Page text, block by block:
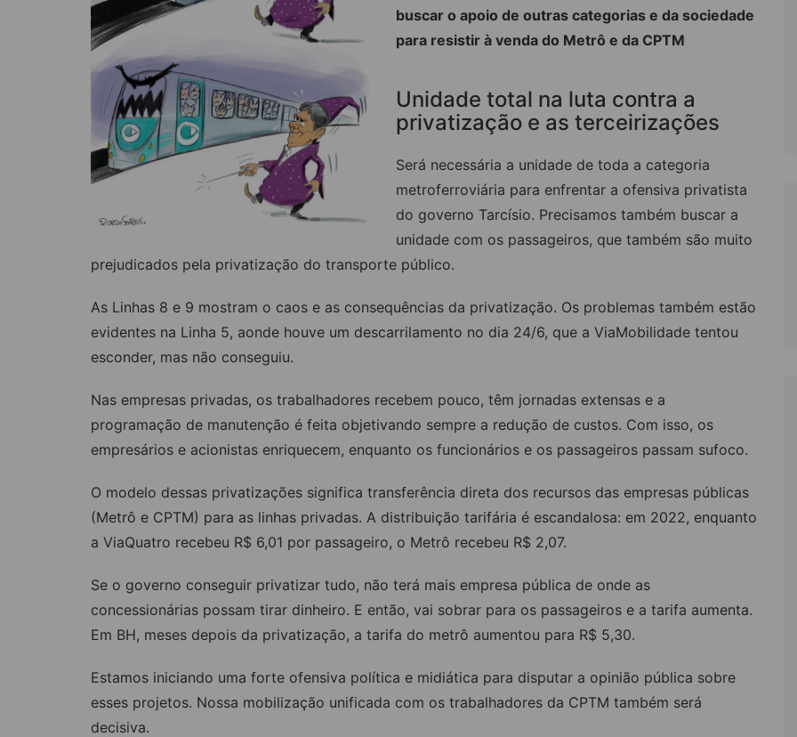
buscar o apoio de outras categorias e da sociedade
para resistir à venda do Metrô e da CPTM
Unidade total na luta contra a
privatização e as terceirizações
Será necessária a unidade de toda a categoria
metroferroviária para enfrentar a ofensiva privatista
do governo Tarcísio. Precisamos também buscar a
unidade com os passageiros, que também são muito
prejudicados pela privatização do transporte público.
As Linhas 8 e 9 mostram o caos e as consequências da privatização. Os problemas também estão
evidentes na Linha 5, aonde houve um descarrilamento no dia 24/6, que a ViaMobilidade tentou
esconder, mas não conseguiu.
Nas empresas privadas, os trabalhadores recebem pouco, têm jornadas extensas e a
programação de manutenção é feita objetivando sempre a redução de custos. Com isso, os
empresários e acionistas enriquecem, enquanto os funcionários e os passageiros passam sufoco.
O modelo dessas privatizações significa transferência direta dos recursos das empresas públicas
(Metrô e CPTM) para as linhas privadas. A distribuição tarifária é escandalosa: em 2022, enquanto
a ViaQuatro recebeu R$ 6,01 por passageiro, o Metrô recebeu R$ 2,07.
Se o governo conseguir privatizar tudo, não terá mais empresa pública de onde as
concessionárias possam tirar dinheiro. E então, vai sobrar para os passageiros e a tarifa aumenta.
Em BH, meses depois da privatização, a tarifa do metrô aumentou para R$ 5,30.
Estamos iniciando uma forte ofensiva política e midiática para disputar a opinião pública sobre
esses projetos. Nossa mobilização unificada com os trabalhadores da CPTM também será
decisiva.